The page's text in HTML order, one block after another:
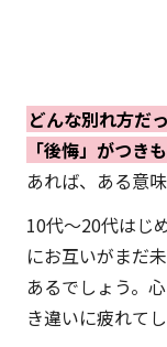
どんな別れ方だ
「後悔」がつき
あれば、ある意
10代〜20代はじ
にお互いがまだ
あるでしょう。
き違いに疲れて